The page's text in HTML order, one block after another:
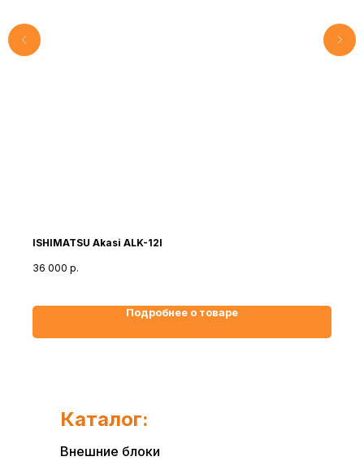
ISHIMATSU Akasi ALK-12I
36 000 р.
Подробнее о товаре
Внешние блоки
Каталог: